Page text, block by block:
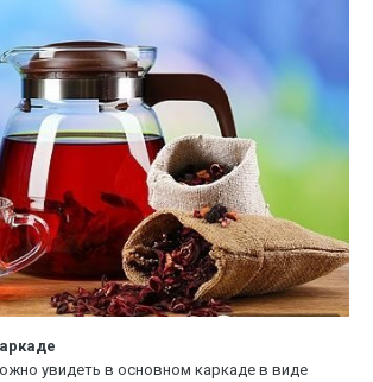
увидеть в основном каркаде в виде